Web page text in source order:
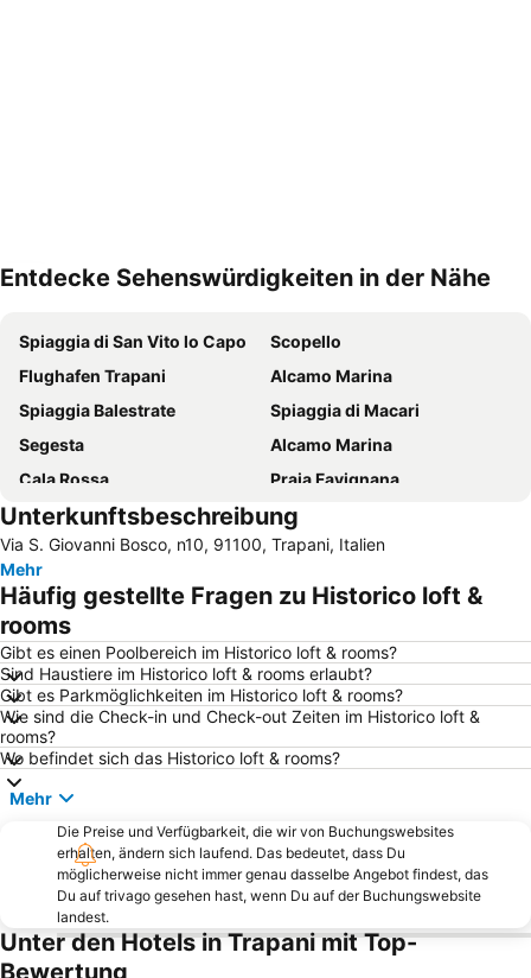
Entdecke Sehenswürdigkeiten in der Nähe
Spiaggia di San Vito lo Capo
Scopello
Flughafen Trapani
Alcamo Marina
Spiaggia Balestrate
Spiaggia di Macari
Segesta
Alcamo Marina
Cala Rossa
Praia Favignana
Il Porto di Trapani
Castelluzzo
Erice
Sciacca
Riserva naturale orientata dello zingaro
Cala Azzurra
Castello
Baia di Cornino
Spiaggia di Guidaloca
Stazione Centrale
Città vecchia di Marsala
Spiagge dello Zingaro
Cattedrale di San Lorenzo Martire
La Processione dei Misteri
Spiaggia Marasolo
Golfo di Cofano
Capo Feto
I giardini di Villa Margherita
Lungomare Dante Alighieri
Le Cinque Torri
Riserva Naturale dello Stagnone
Spiaggia Puntazza
Cala Bue Marino
Terme Segestane
Gibellina Nuova
Centro storico
Unterkunftsbeschreibung
Via S. Giovanni Bosco, n10, 91100, Trapani, Italien
Mehr
Häufig gestellte Fragen zu Historico loft &
rooms
Gibt es einen Poolbereich im Historico loft & rooms?
Sind Haustiere im Historico loft & rooms erlaubt?
Gibt es Parkmöglichkeiten im Historico loft & rooms?
Wie sind die Check-in und Check-out Zeiten im Historico loft &
rooms?
Wo befindet sich das Historico loft & rooms?
Mehr
Die Preise und Verfügbarkeit, die wir von Buchungswebsites
erhalten, ändern sich laufend. Das bedeutet, dass Du
möglicherweise nicht immer genau dasselbe Angebot findest, das
Du auf trivago gesehen hast, wenn Du auf der Buchungswebsite
landest.
Unter den Hotels in Trapani mit Top-